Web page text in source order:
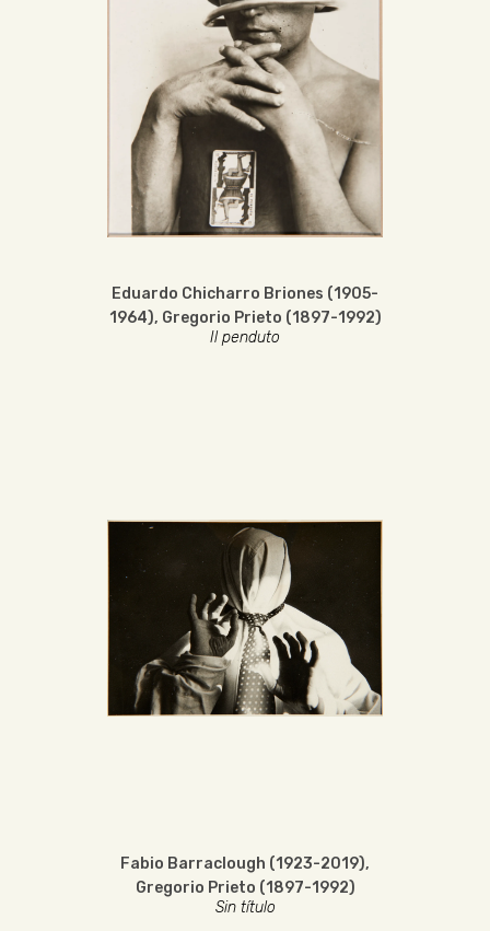
Eduardo Chicharro Briones (1905-
1964), Gregorio Prieto (1897-1992)
Il penduto
Fabio Barraclough (1923-2019),
Gregorio Prieto (1897-1992)
Sin título